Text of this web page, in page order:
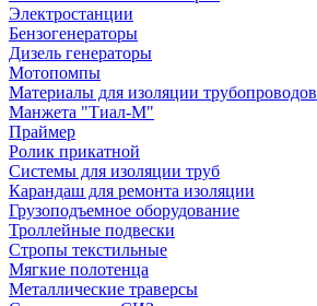
Электростанции
Бензогенераторы
Дизель генераторы
Мотопомпы
Материалы для изоляции трубопроводов
Манжета "Тиал-М"
Праймер
Ролик прикатной
Системы для изоляции труб
Карандаш для ремонта изоляции
Грузоподъемное оборудование
Троллейные подвески
Стропы текстильные
Мягкие полотенца
Металлические траверсы